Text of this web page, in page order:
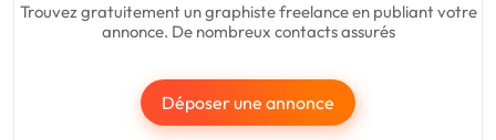
Trouvez gratuitement un graphiste freelance en publiant votre
annonce. De nombreux contacts assurés
Déposer une annonce